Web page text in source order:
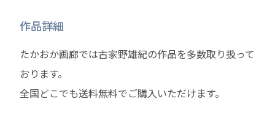
作品詳細
たかおか画廊では古家野雄紀の作品を多数取り扱って
おります。
全国どこでも送料無料でご購入いただけます。